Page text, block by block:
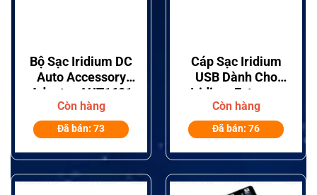
Bộ Sạc Iridium DC
Auto Accessory
Adapter AUT1601
Còn hàng
Đã bán: 73
Cáp Sạc Iridium
USB Dành Cho
Iridium Extreme
9575, Iridium 9555,
Iridium 9505A.
Còn hàng
Đã bán: 76